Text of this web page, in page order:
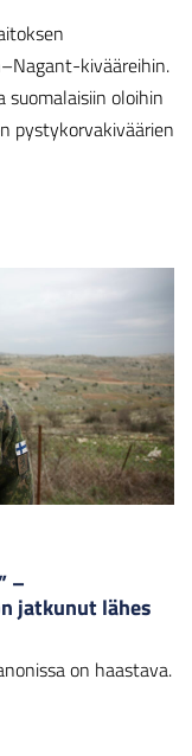
kivääreihin.
oloihin
pystykorvakiväärien
–
jatkunut lähes
on haastava.